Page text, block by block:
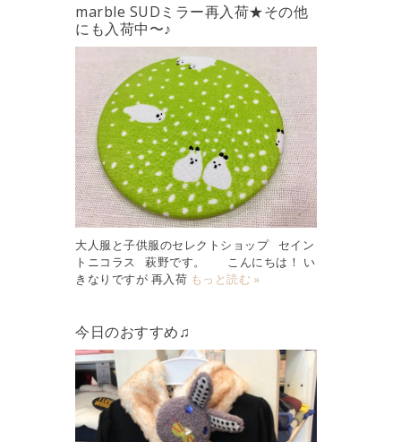
marble SUDミラー再入荷★その他
にも入荷中〜♪
大人服と子供服のセレクトショップ セイン
トニコラス 萩野です。 こんにちは！ い
きなりですが 再入荷 もっと読む »
今日のおすすめ♫